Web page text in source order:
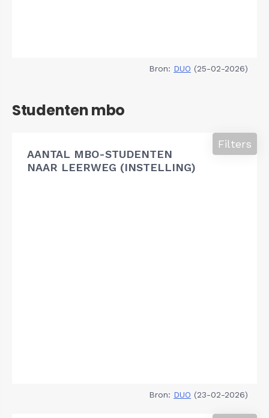
Bron: DUO (25-02-2026)
Studenten mbo
AANTAL MBO-STUDENTEN
NAAR LEERWEG (INSTELLING)
Filters
Bron: DUO (23-02-2026)